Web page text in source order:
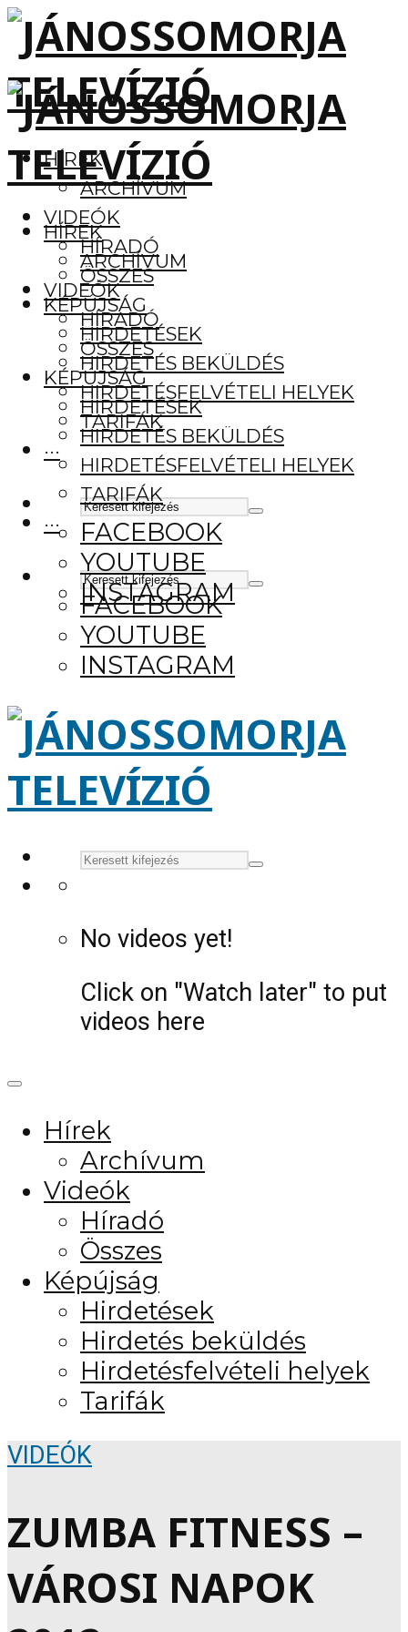
HÍREK
ARCHÍVUM
VIDEÓK
HÍRADÓ
ÖSSZES
KÉPÚJSÁG
HIRDETÉSEK
HIRDETÉS BEKÜLDÉS
HIRDETÉSFELVÉTELI HELYEK
TARIFÁK
···
FACEBOOK
YOUTUBE
INSTAGRAM
HÍREK
ARCHÍVUM
VIDEÓK
HÍRADÓ
ÖSSZES
KÉPÚJSÁG
HIRDETÉSEK
HIRDETÉS BEKÜLDÉS
HIRDETÉSFELVÉTELI HELYEK
TARIFÁK
···
FACEBOOK
YOUTUBE
INSTAGRAM
No videos yet!
Click on "Watch later" to put
videos here
Hírek
Archívum
Videók
Híradó
Összes
Képújság
Hirdetések
Hirdetés beküldés
Hirdetésfelvételi helyek
Tarifák
VIDEÓK
ZUMBA FITNESS –
VÁROSI NAPOK